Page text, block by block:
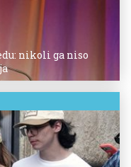
nikoli ga niso